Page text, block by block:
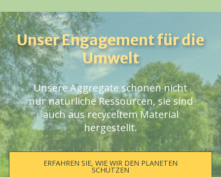
Unser Engagement für die
Umwelt
Unsere Aggregate schonen nicht
nur natürliche Ressourcen, sie sind
auch aus recyceltem Material
hergestellt.
ERFAHREN SIE, WIE WIR DEN PLANETEN
SCHÜTZEN